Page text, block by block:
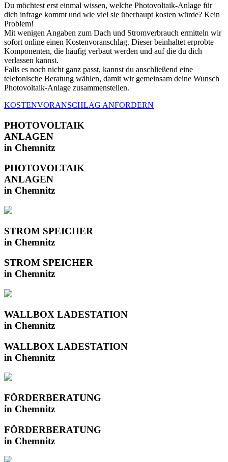
Du möchtest erst einmal wissen, welche Photovoltaik-Anlage für
dich infrage kommt und wie viel sie überhaupt kosten würde? Kein
Problem!
Mit wenigen Angaben zum Dach und Stromverbrauch ermitteln wir
sofort online einen Kostenvoranschlag. Dieser beinhaltet erprobte
Komponenten, die häufig verbaut werden und auf die du dich
verlassen kannst.
Falls es noch nicht ganz passt, kannst du anschließend eine
telefonische Beratung wählen, damit wir gemeinsam deine Wunsch
Photovoltaik-Anlage zusammenstellen.
KOSTENVORANSCHLAG ANFORDERN
PHOTOVOLTAIK
ANLAGEN
in Chemnitz
PHOTOVOLTAIK
ANLAGEN
in Chemnitz
STROM SPEICHER
in Chemnitz
STROM SPEICHER
in Chemnitz
WALLBOX LADESTATION
in Chemnitz
WALLBOX LADESTATION
in Chemnitz
FÖRDERBERATUNG
in Chemnitz
FÖRDERBERATUNG
in Chemnitz